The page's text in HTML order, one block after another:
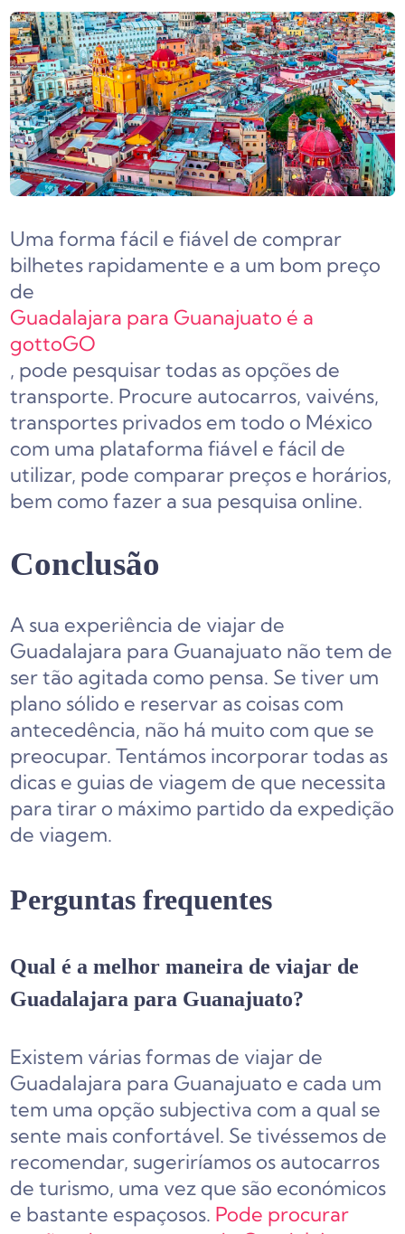
Uma forma fácil e fiável de comprar
bilhetes rapidamente e a um bom preço
de
Guadalajara para Guanajuato é a
gottoGO
, pode pesquisar todas as opções de
transporte. Procure autocarros, vaivéns,
transportes privados em todo o México
com uma plataforma fiável e fácil de
utilizar, pode comparar preços e horários,
bem como fazer a sua pesquisa online.
Conclusão
A sua experiência de viajar de
Guadalajara para Guanajuato não tem de
ser tão agitada como pensa. Se tiver um
plano sólido e reservar as coisas com
antecedência, não há muito com que se
preocupar. Tentámos incorporar todas as
dicas e guias de viagem de que necessita
para tirar o máximo partido da expedição
de viagem.
Perguntas frequentes
Qual é a melhor maneira de viajar de
Guadalajara para Guanajuato?
Existem várias formas de viajar de
Guadalajara para Guanajuato e cada um
tem uma opção subjectiva com a qual se
sente mais confortável. Se tivéssemos de
recomendar, sugeriríamos os autocarros
de turismo, uma vez que são económicos
e bastante espaçosos. Pode procurar